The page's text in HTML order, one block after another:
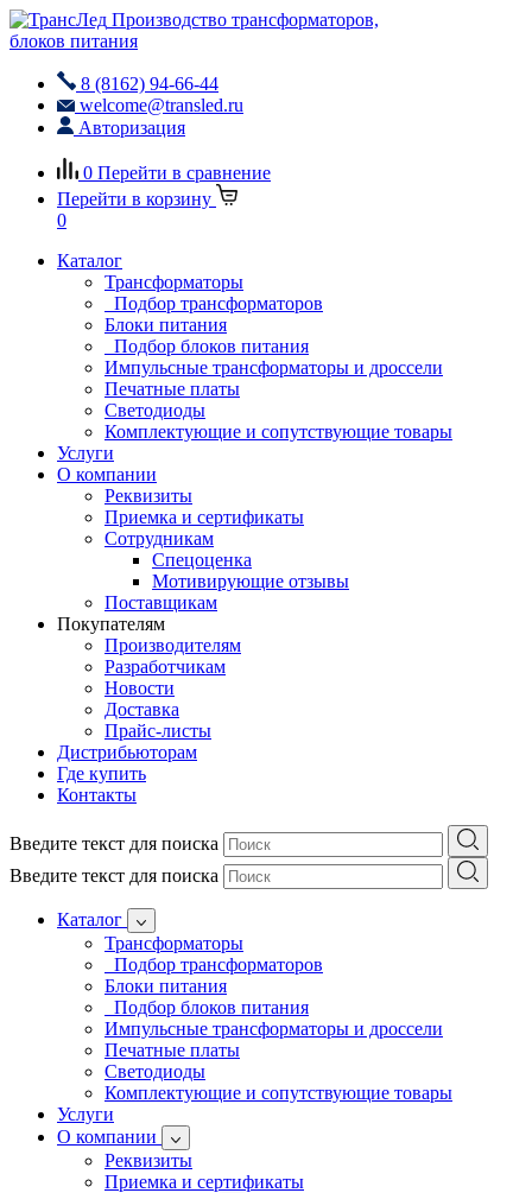
Производство трансформаторов,
блоков питания
8 (8162) 94-66-44
welcome@transled.ru
Авторизация
0 Перейти в сравнение
Перейти в корзину
0
Каталог
Трансформаторы
Подбор трансформаторов
Блоки питания
Подбор блоков питания
Импульсные трансформаторы и дроссели
Печатные платы
Светодиоды
Комплектующие и сопутствующие товары
Услуги
О компании
Реквизиты
Приемка и сертификаты
Сотрудникам
Спецоценка
Мотивирующие отзывы
Поставщикам
Покупателям
Производителям
Разработчикам
Новости
Доставка
Прайс-листы
Дистрибьюторам
Где купить
Контакты
Введите текст для поиска
Введите текст для поиска
Каталог
Трансформаторы
Подбор трансформаторов
Блоки питания
Подбор блоков питания
Импульсные трансформаторы и дроссели
Печатные платы
Светодиоды
Комплектующие и сопутствующие товары
Услуги
О компании
Реквизиты
Приемка и сертификаты